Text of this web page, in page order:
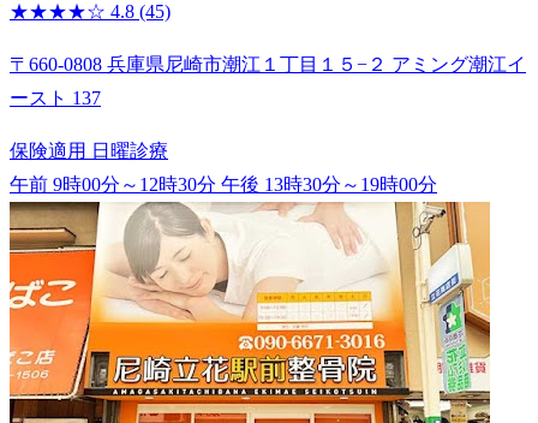
★★★★☆ 4.8 (45)
〒660-0808 兵庫県尼崎市潮江１丁目１５−２ アミング潮江イ
ースト 137
保険適用 日曜診療
午前 9時00分～12時30分 午後 13時30分～19時00分